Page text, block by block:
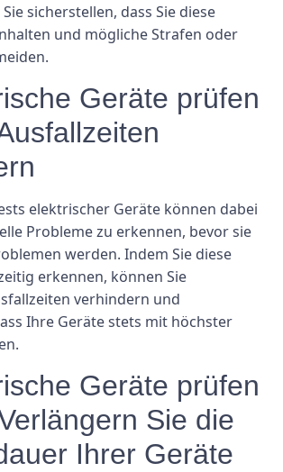
sicherstellen, dass Sie diese
und mögliche Strafen oder
Geräte prüfen
elektrischer Geräte können dabei
Probleme zu erkennen, bevor sie
werden. Indem Sie diese
erkennen, können Sie
verhindern und
Ihre Geräte stets mit höchster
Geräte prüfen
Sie die
Ihrer Geräte